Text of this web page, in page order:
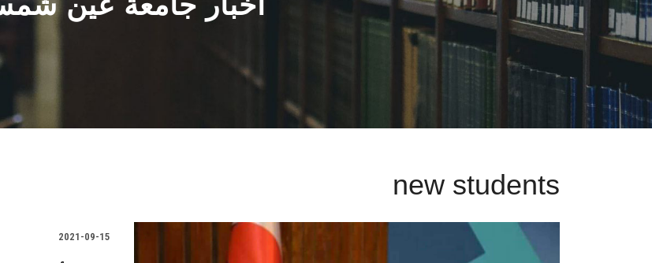
new students
2021-09-15